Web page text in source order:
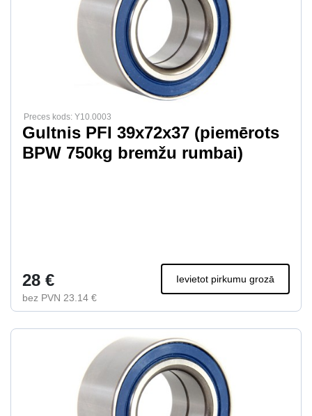
Preces kods: Y10.0003
Gultnis PFI 39x72x37 (piemērots
BPW 750kg bremžu rumbai)
28 €
bez PVN 23.14 €
Ievietot pirkumu grozā